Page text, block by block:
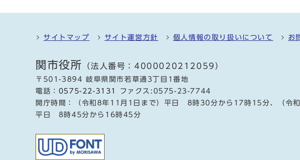
サイトマップ サイト運営方針 個人情報の取り扱いについて お
関市役所 （法人番号：4000020212059）
〒501-3894 岐阜県関市若草通3丁目1番地
電話： 0575-22-3131
ファクス:0575-23-7744
開庁時間：（令和8年11月1日まで）平日 8時30分から17時15分、（令
平日 8時45分から16時45分